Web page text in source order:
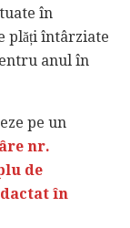
în
plăți întârziate
anul în
pe un
nr.
de
în